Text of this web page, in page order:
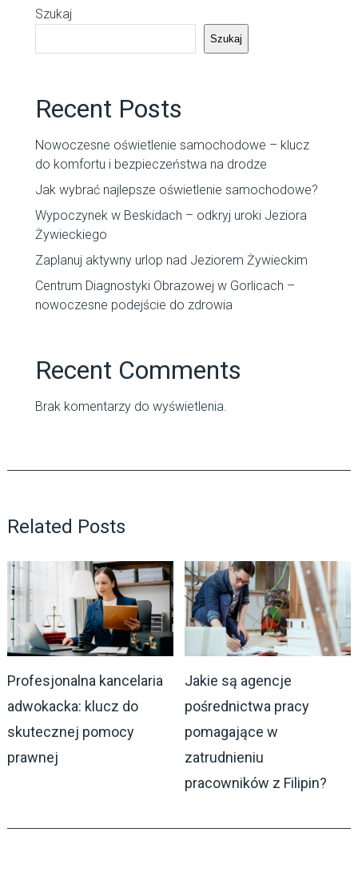
Szukaj
Szukaj
Recent Posts
Nowoczesne oświetlenie samochodowe – klucz
do komfortu i bezpieczeństwa na drodze
Jak wybrać najlepsze oświetlenie samochodowe?
Wypoczynek w Beskidach – odkryj uroki Jeziora
Żywieckiego
Zaplanuj aktywny urlop nad Jeziorem Żywieckim
Centrum Diagnostyki Obrazowej w Gorlicach –
nowoczesne podejście do zdrowia
Recent Comments
Brak komentarzy do wyświetlenia.
Related Posts
Profesjonalna kancelaria
adwokacka: klucz do
skutecznej pomocy
prawnej
Jakie są agencje
pośrednictwa pracy
pomagające w
zatrudnieniu
pracowników z Filipin?